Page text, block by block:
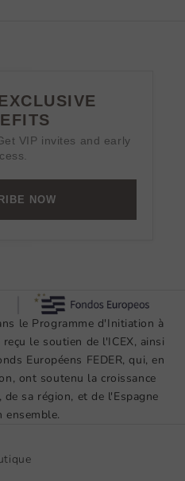
VIP invites and early
NOW
le Programme d'Initiation à
le soutien de l'ICEX, ainsi
Européens FEDER, qui, en
ont soutenu la croissance
sa région, et de l'Espagne
ensemble.